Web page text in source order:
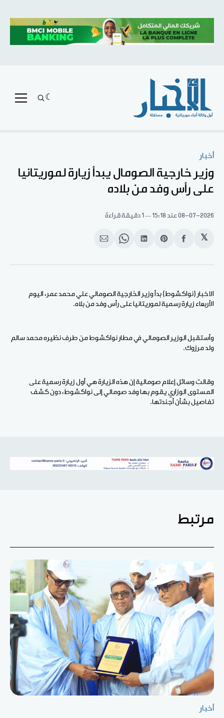
أخبار
وزير خارجية الصومال يبدأ زيارة لموريتانيا
على رأس وفد من بلاده
08-07-2026عند 15:18 1 دقيقة قراءة
𝕏
انشر
الفيسبوك
Share
Pinterest
انشر
لينكد
Share
WhatsApp
انشر
الإيميل
الاخبار (نواكشوط) بدأ وزير الخارجية الصومالي علي محمد عمر، اليوم
الأربعاء زيارة رسمية لموريتانيا على رأس وفد من بلاه.
وأستقبل الوزير الصومالي في مطار نواكشوط من طرف نظيره محمد سالم
ولد مرزوك.
وقالت وسائل إعلام صومالية إن هذه الزيارة هي أول زيارة رسمية على
المستوى الوزاري يقوم بها وفد صومالي إلى نواكشوط، دون كشف
تفاصيل بشأن أجندتها.
مرتبط
أخبار